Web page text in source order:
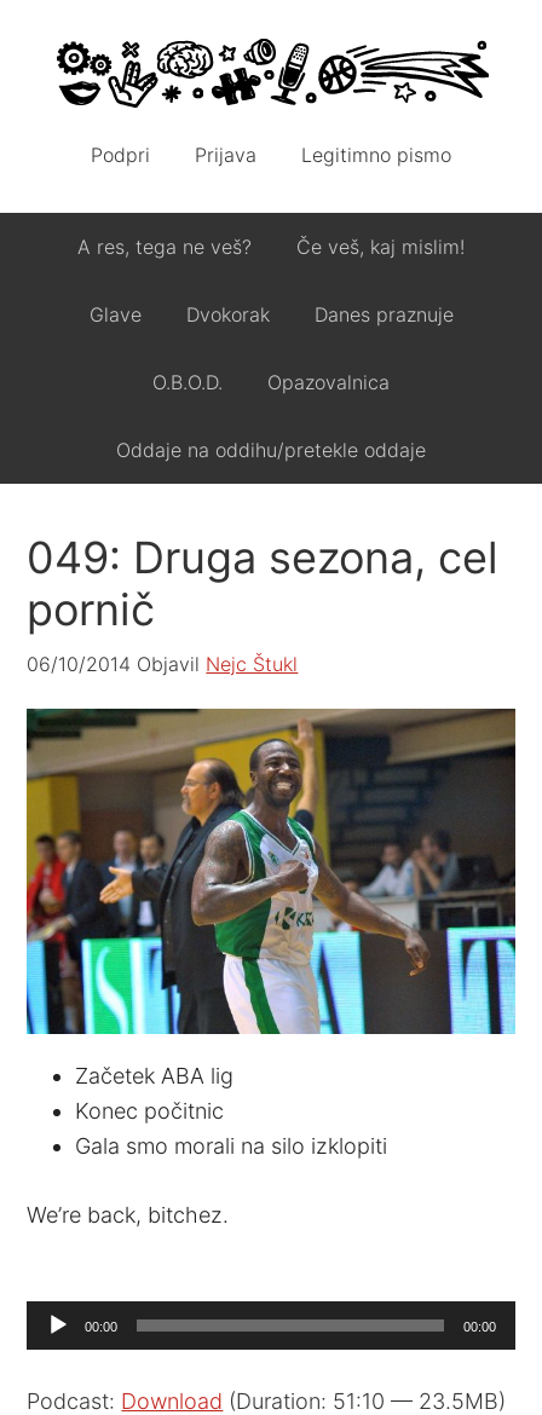
Podpri Prijava Legitimno pismo
A res, tega ne veš? Če veš, kaj mislim!
Glave Dvokorak Danes praznuje
O.B.O.D. Opazovalnica
Oddaje na oddihu/pretekle oddaje
049: Druga sezona, cel
pornič
06/10/2014 Objavil Nejc Štukl
Začetek ABA lig
Konec počitnic
Gala smo morali na silo izklopiti
We’re back, bitchez.
Audio
Player
00:00 00:00
Podcast: Download (Duration: 51:10 — 23.5MB)